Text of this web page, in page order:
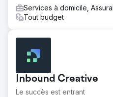
Services à domicile,
Tout budget
Inbound Creative
Le succès est entrant